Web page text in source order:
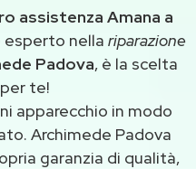
assistenza Amana a
esperto nella riparazione
Padova, è la scelta
te!
apparecchio in modo
Archimede Padova
garanzia di qualità,